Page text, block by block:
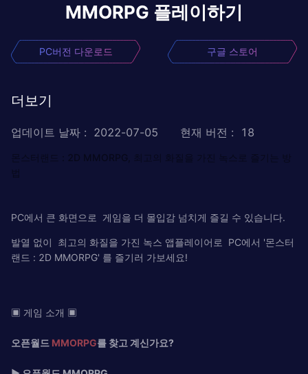
MMORPG 플레이하기
PC버전 다운로드 구글 스토어
더보기
업데이트 날짜 : 2022-07-05 현재 버전 : 18
몬스터랜드 : 2D MMORPG, 최고의 화질을 가진 녹스로 즐기는 방
법
PC에서 큰 화면으로 게임을 더 몰입감 넘치게 즐길 수 있습니다.
발열 없이 최고의 화질을 가진 녹스 앱플레이어로 PC에서 '몬스터
랜드 : 2D MMORPG' 를 즐기러 가보세요!
▣ 게임 소개 ▣
오픈월드 MMORPG를 찾고 계신가요?